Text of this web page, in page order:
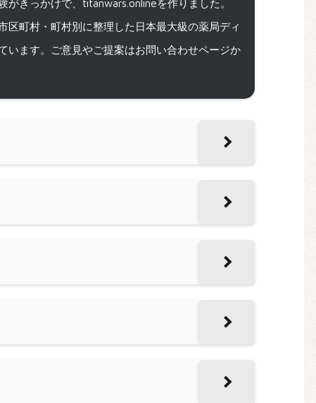
町村・町村別に整理した日本最大級の薬局ディ
います。ご意見やご提案はお問い合わせページか